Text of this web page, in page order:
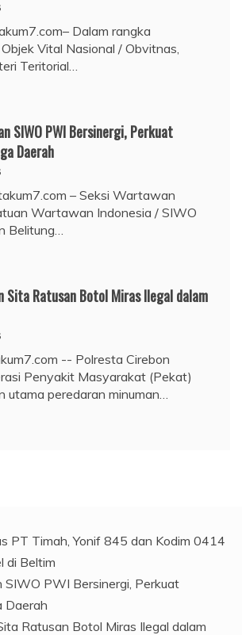
Dalam rangka
Vital Nasional / Obvitnas,
Teritorial…
SIWO PWI Bersinergi, Perkuat
Daerah
– Seksi Wartawan
Wartawan Indonesia / SIWO
Belitung…
Sita Ratusan Botol Miras Ilegal dalam
-- Polresta Cirebon
Penyakit Masyarakat (Pekat)
utama peredaran minuman…
PT Timah, Yonif 845 dan Kodim 0414
di Beltim
SIWO PWI Bersinergi, Perkuat
Daerah
Ratusan Botol Miras Ilegal dalam